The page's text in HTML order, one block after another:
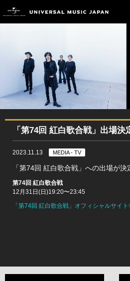
「第74回 紅白歌合戦」出場決
2023.11.13 MEDIA - TV
「第74回 紅白歌合戦」への出場が決
第74回 紅白歌合戦
12月31日(日)19:20〜23:45
「第74回 紅白歌合戦」オフィシャルサイト